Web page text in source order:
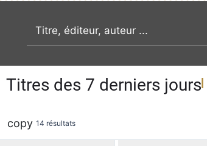
recherche par mot clé
Titres des 7 derniers jours
copy 14 résultats